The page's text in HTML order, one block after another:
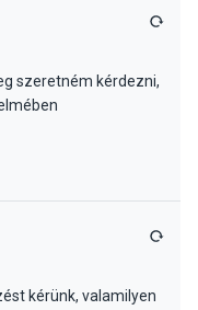
szeretném kérdezni,
kérünk, valamilyen